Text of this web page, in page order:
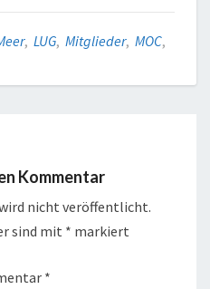
, LUG, Mitglieder, MOC,
Kommentar
nicht veröffentlicht.
sind mit * markiert
*